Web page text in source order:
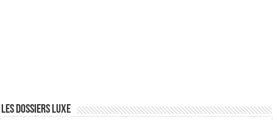
Les dossiers luxe